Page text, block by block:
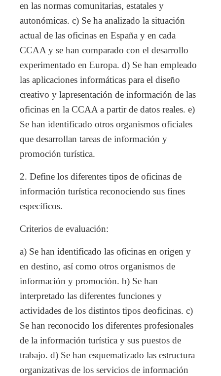
en las normas comunitarias, estatales y
autonómicas. c) Se ha analizado la situación
actual de las oficinas en España y en cada
CCAA y se han comparado con el desarrollo
experimentado en Europa. d) Se han empleado
las aplicaciones informáticas para el diseño
creativo y lapresentación de información de las
oficinas en la CCAA a partir de datos reales. e)
Se han identificado otros organismos oficiales
que desarrollan tareas de información y
promoción turística.
2. Define los diferentes tipos de oficinas de
información turística reconociendo sus fines
específicos.
Criterios de evaluación:
a) Se han identificado las oficinas en origen y
en destino, así como otros organismos de
información y promoción. b) Se han
interpretado las diferentes funciones y
actividades de los distintos tipos deoficinas. c)
Se han reconocido los diferentes profesionales
de la información turística y sus puestos de
trabajo. d) Se han esquematizado las estructura
organizativas de los servicios de información